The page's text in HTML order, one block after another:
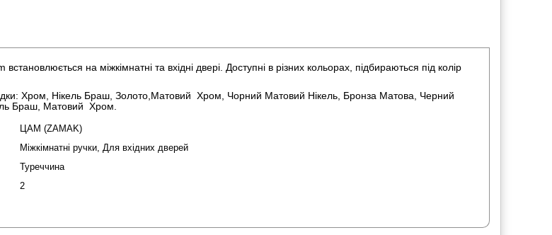
на міжкімнатні та вхідні двері. Доступні в різних кольорах, підбираються під колір
Хром, Нікель Браш, Золото,Матовий Хром, Чорний Матовий Нікель, Бронза Матова, Черний
Браш, Матовий Хром.
ЦАМ (ZAMAK)
Міжкімнатні ручки, Для вхідних дверей
Туреччина
2